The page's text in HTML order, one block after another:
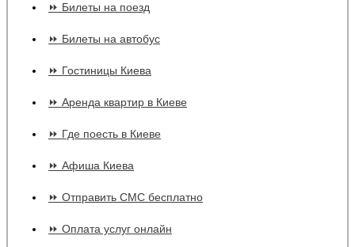
⏩ Билеты на поезд
⏩ Билеты на автобус
⏩ Гостиницы Киева
⏩ Аренда квартир в Киеве
⏩ Где поесть в Киеве
⏩ Афиша Киева
⏩ Отправить СМС бесплатно
⏩ Оплата услуг онлайн